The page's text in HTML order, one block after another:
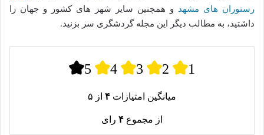
رستوران های مشهد و همچنین سایر شهر های کشور و جهان را
داشتید، به مطالب دیگر این مجله گردشگری سر بزنید.
5 4 3 2 1
میانگین امتیازات ۴ از ۵
از مجموع ۴ رای